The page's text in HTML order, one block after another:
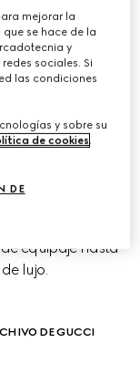
DE
de un siglo,
Cada década
equipaje hasta
lujo.
DE GUCCI
mejorar la
se hace de la
y
sociales. Si
las condiciones
y sobre su
de cookies
DE